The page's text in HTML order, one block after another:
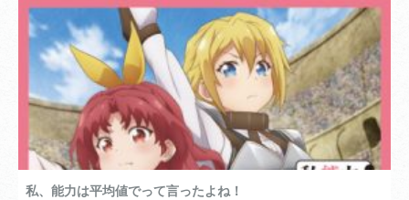
私、能力は平均値でって言ったよね！